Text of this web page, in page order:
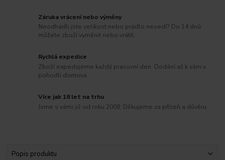
Záruka vrácení nebo výměny
Neodhadli jste velikost nebo prádlo nesedí? Do 14 dnů
můžete zboží vyměnit nebo vrátit.
Rychlá expedice
Zboží expedujeme každý pracovní den. Dodání až k vám v
pohodlí domova.
Více jak 18 let na trhu
Jsme s vámi již od roku 2008. Děkujeme za přízeň a důvěru.
Popis produktu